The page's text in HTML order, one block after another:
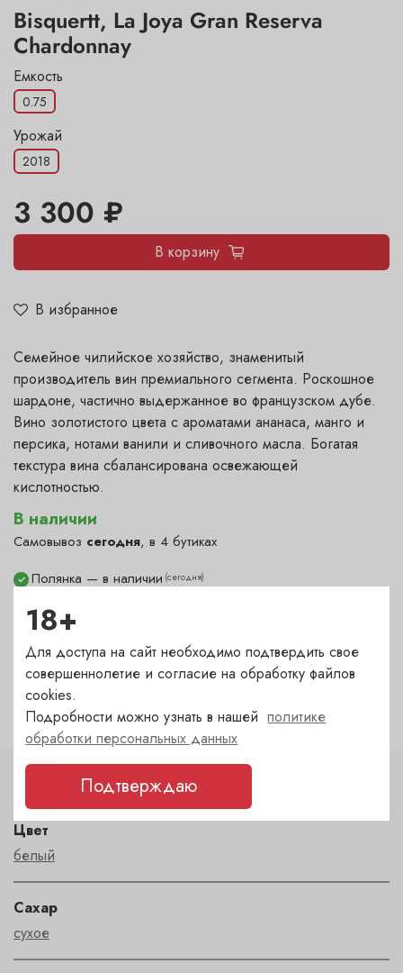
Bisquertt, La Joya Gran Reserva
Chardonnay
В избранное
Емкость
0.75
Урожай
2018
3 300 ₽
В корзину
В наличии
Самовывоз сегодня, в 4 бутиках
✓ Полянка — в наличии (сегодня)
✓ Пречистенка — в наличии(сегодня)
✓ Садовническая — в наличии(сегодня)
Сухаревка — в наличии
Семейное чилийское хозяйство, знаменитый
производитель вин премиального сегмента. Роскошное
шардоне, частично выдержанное во французском дубе.
Вино золотистого цвета с ароматами ананаса, манго и
персика, нотами ванили и сливочного масла. Богатая
текстура вина сбалансирована освежающей
кислотностью.
Характеристики
Цвет
белый
Сахар
сухое
18+
Для доступа на сайт необходимо подтвердить свое
совершеннолетие и согласие на обработку файлов
cookies.
Подробности можно узнать в нашейполитике
обработки персональных данных
Подтверждаю